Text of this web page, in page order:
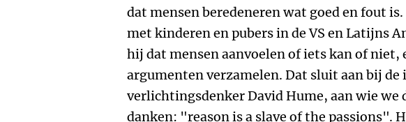
dat mensen beredeneren wat goed en fout
met kinderen en pubers in de VS en Latijns
hij dat mensen aanvoelen of iets kan of niet,
argumenten verzamelen. Dat sluit aan bij de
verlichtingsdenker David Hume, aan wie we
danken: "reason is a slave of the passions".